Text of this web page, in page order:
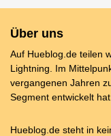
Über uns
Auf Hueblog.de teilen
Lightning. Im
vergangenen Jahren
Segment entwickelt hat.
Hueblog.de steht in